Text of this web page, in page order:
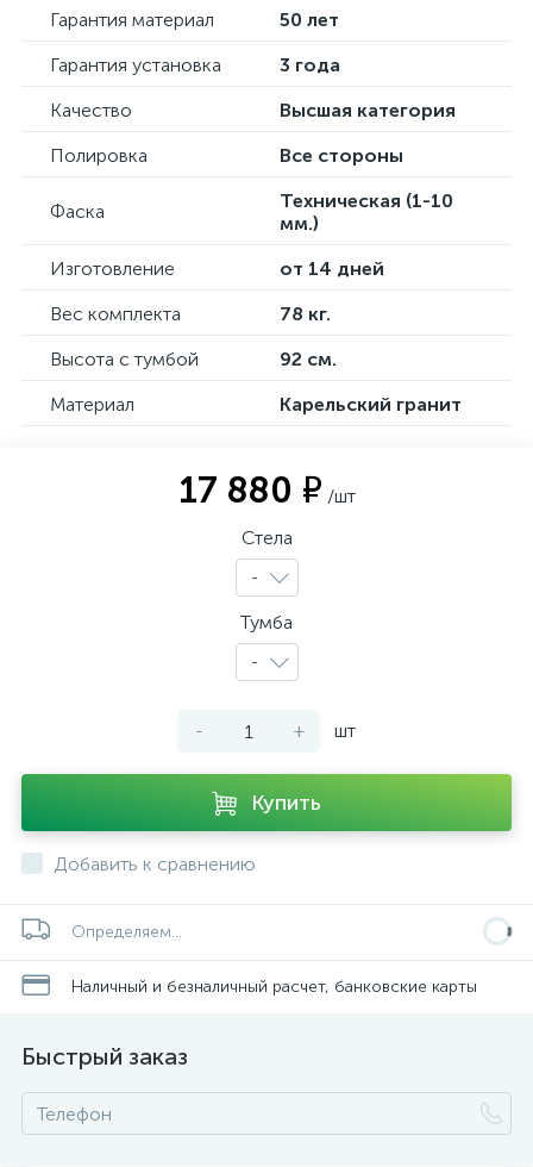
Гарантия материал
50 лет
Гарантия установка
3 года
Качество
Высшая категория
Полировка
Все стороны
Фаска
Техническая (1-10
мм.)
Изготовление
от 14 дней
Вес комплекта
78 кг.
Высота с тумбой
92 см.
Материал
Карельский гранит
17 880 ₽ /шт
Стела
-
Тумба
-
- + шт
Купить
Добавить к сравнению
Определяем...
Наличный и безналичный расчет, банковские карты
Быстрый заказ